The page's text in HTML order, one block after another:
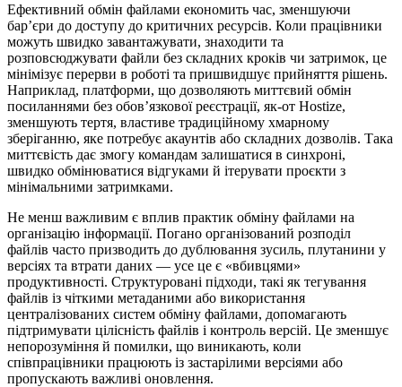
Ефективний обмін файлами економить час, зменшуючи
бар’єри до доступу до критичних ресурсів. Коли працівники
можуть швидко завантажувати, знаходити та
розповсюджувати файли без складних кроків чи затримок, це
мінімізує перерви в роботі та пришвидшує прийняття рішень.
Наприклад, платформи, що дозволяють миттєвий обмін
посиланнями без обов’язкової реєстрації, як-от Hostize,
зменшують тертя, властиве традиційному хмарному
зберіганню, яке потребує акаунтів або складних дозволів. Така
миттєвість дає змогу командам залишатися в синхроні,
швидко обмінюватися відгуками й ітерувати проєкти з
мінімальними затримками.
Не менш важливим є вплив практик обміну файлами на
організацію інформації. Погано організований розподіл
файлів часто призводить до дублювання зусиль, плутанини у
версіях та втрати даних — усе це є «вбивцями»
продуктивності. Структуровані підходи, такі як тегування
файлів із чіткими метаданими або використання
централізованих систем обміну файлами, допомагають
підтримувати цілісність файлів і контроль версій. Це зменшує
непорозуміння й помилки, що виникають, коли
співпрацівники працюють із застарілими версіями або
пропускають важливі оновлення.